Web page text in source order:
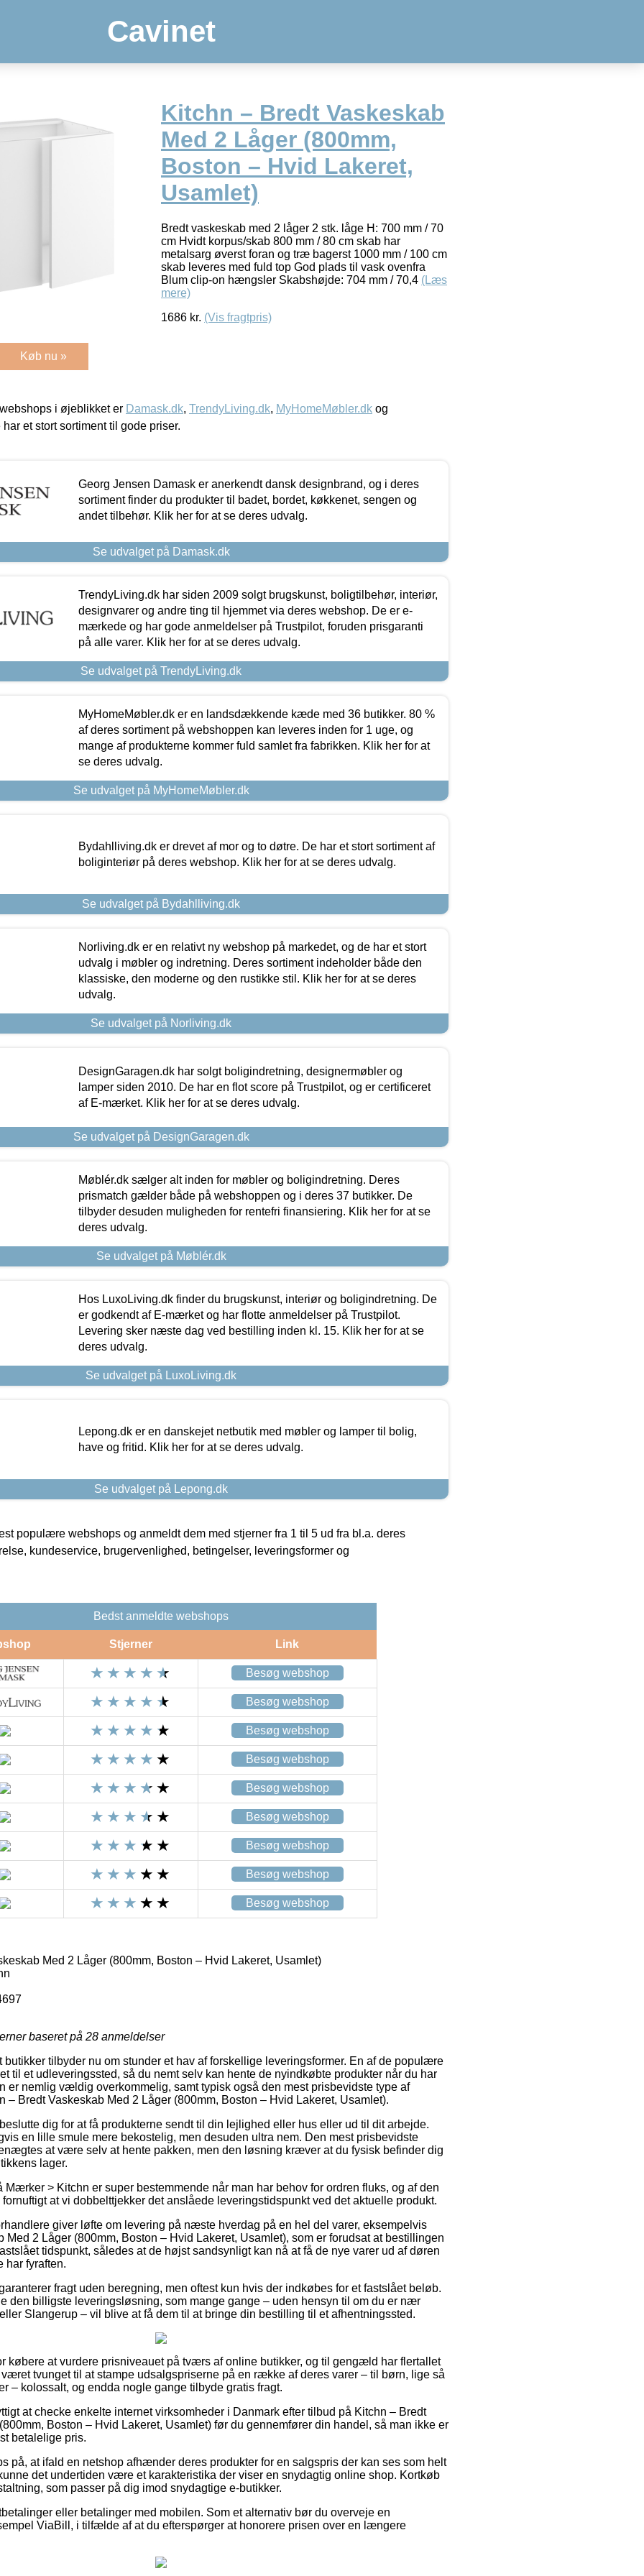
Cavinet
Kitchn – Bredt Vaskeskab
Med 2 Låger (800mm,
Boston – Hvid Lakeret,
Usamlet)
Bredt vaskeskab med 2 låger 2 stk. låge H: 700 mm / 70
cm Hvidt korpus/skab 800 mm / 80 cm skab har
metalsarg øverst foran og træ bagerst 1000 mm / 100 cm
skab leveres med fuld top God plads til vask ovenfra
Blum clip-on hængsler Skabshøjde: 704 mm / 70,4 (Læs
mere)
1686 kr. (Vis fragtpris)
Køb nu »
i øjeblikket er Damask.dk, TrendyLiving.dk, MyHomeMøbler.dk og
har et stort sortiment til gode priser.
Georg Jensen Damask er anerkendt dansk designbrand, og i deres
sortiment finder du produkter til badet, bordet, køkkenet, sengen og
andet tilbehør. Klik her for at se deres udvalg.
Se udvalget på Damask.dk
TrendyLiving.dk har siden 2009 solgt brugskunst, boligtilbehør, interiør,
designvarer og andre ting til hjemmet via deres webshop. De er e-
mærkede og har gode anmeldelser på Trustpilot, foruden prisgaranti
på alle varer. Klik her for at se deres udvalg.
Se udvalget på TrendyLiving.dk
MyHomeMøbler.dk er en landsdækkende kæde med 36 butikker. 80 %
af deres sortiment på webshoppen kan leveres inden for 1 uge, og
mange af produkterne kommer fuld samlet fra fabrikken. Klik her for at
se deres udvalg.
Se udvalget på MyHomeMøbler.dk
Bydahlliving.dk er drevet af mor og to døtre. De har et stort sortiment af
boliginteriør på deres webshop. Klik her for at se deres udvalg.
Se udvalget på Bydahlliving.dk
Norliving.dk er en relativt ny webshop på markedet, og de har et stort
udvalg i møbler og indretning. Deres sortiment indeholder både den
klassiske, den moderne og den rustikke stil. Klik her for at se deres
udvalg.
Se udvalget på Norliving.dk
DesignGaragen.dk har solgt boligindretning, designermøbler og
lamper siden 2010. De har en flot score på Trustpilot, og er certificeret
af E-mærket. Klik her for at se deres udvalg.
Se udvalget på DesignGaragen.dk
Møblér.dk sælger alt inden for møbler og boligindretning. Deres
prismatch gælder både på webshoppen og i deres 37 butikker. De
tilbyder desuden muligheden for rentefri finansiering. Klik her for at se
deres udvalg.
Se udvalget på Møblér.dk
Hos LuxoLiving.dk finder du brugskunst, interiør og boligindretning. De
er godkendt af E-mærket og har flotte anmeldelser på Trustpilot.
Levering sker næste dag ved bestilling inden kl. 15. Klik her for at se
deres udvalg.
Se udvalget på LuxoLiving.dk
Lepong.dk er en danskejet netbutik med møbler og lamper til bolig,
have og fritid. Klik her for at se deres udvalg.
Se udvalget på Lepong.dk
populære webshops og anmeldt dem med stjerner fra 1 til 5 ud fra bl.a. deres
kundeservice, brugervenlighed, betingelser, leveringsformer og
Bedst anmeldte webshops
Stjerner Link
Besøg webshop
Besøg webshop
Besøg webshop
Besøg webshop
Besøg webshop
Besøg webshop
Besøg webshop
Besøg webshop
Besøg webshop
Med 2 Låger (800mm, Boston – Hvid Lakeret, Usamlet)
baseret på 28 anmeldelser
butikker tilbyder nu om stunder et hav af forskellige leveringsformer. En af de populære
til et udleveringssted, så du nemt selv kan hente de nyindkøbte produkter når du har
er nemlig vældig overkommelig, samt typisk også den mest prisbevidste type af
– Bredt Vaskeskab Med 2 Låger (800mm, Boston – Hvid Lakeret, Usamlet).
dig for at få produkterne sendt til din lejlighed eller hus eller ud til dit arbejde.
en lille smule mere bekostelig, men desuden ultra nem. Den mest prisbevidste
at være selv at hente pakken, men den løsning kræver at du fysisk befinder dig
lager.
> Kitchn er super bestemmende når man har behov for ordren fluks, og af den
at vi dobbelttjekker det anslåede leveringstidspunkt ved det aktuelle produkt.
giver løfte om levering på næste hverdag på en hel del varer, eksempelvis
Med 2 Låger (800mm, Boston – Hvid Lakeret, Usamlet), som er forudsat at bestillingen
tidspunkt, således at de højst sandsynligt kan nå at få de nye varer ud af døren
har fyraften.
fragt uden beregning, men oftest kun hvis der indkøbes for et fastslået beløb.
den billigste leveringsløsning, som mange gange – uden hensyn til om du er nær
Slangerup – vil blive at få dem til at bringe din bestilling til et afhentningssted.
købere at vurdere prisniveauet på tværs af online butikker, og til gengæld har flertallet
tvunget til at stampe udsalgspriserne på en række af deres varer – til børn, lige så
– kolossalt, og endda nogle gange tilbyde gratis fragt.
at checke enkelte internet virksomheder i Danmark efter tilbud på Kitchn – Bredt
Boston – Hvid Lakeret, Usamlet) før du gennemfører din handel, så man ikke er
betalelige pris.
på, at ifald en netshop afhænder deres produkter for en salgspris der kan ses som helt
det undertiden være et karakteristika der viser en snydagtig online shop. Kortkøb
som passer på dig imod snydagtige e-butikker.
eller betalinger med mobilen. Som et alternativ bør du overveje en
ViaBill, i tilfælde af at du efterspørger at honorere prisen over en længere